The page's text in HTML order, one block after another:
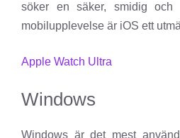
söker en säker, smidig och
mobilupplevelse är iOS ett
Apple Watch Ultra
Windows
Windows är det mest